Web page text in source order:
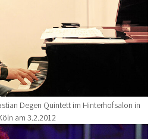
Degen Quintett im Hinterhofsalon in
am 3.2.2012